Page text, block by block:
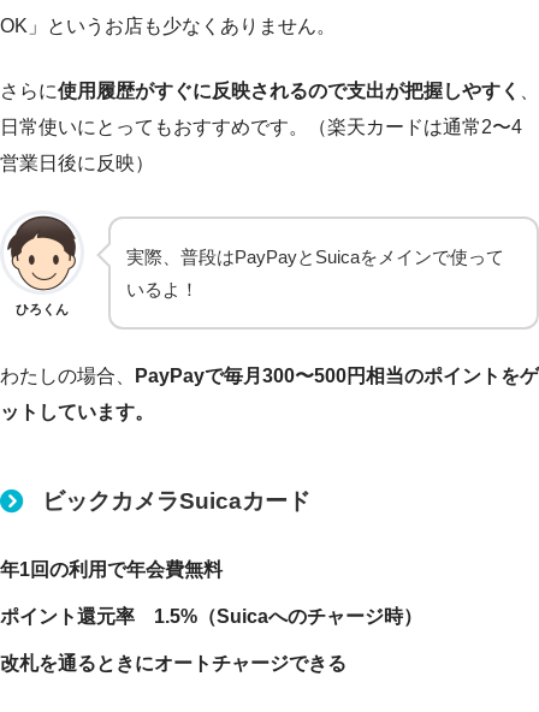
OK」というお店も少なくありません。
さらに使用履歴がすぐに反映されるので支出が把握しやすく
日常使いにとってもおすすめです。（楽天カードは通常2〜4
営業日後に反映）
ひろくん
実際、普段はPayPayとSuicaをメインで使って
いるよ！
わたしの場合、
PayPayで毎月300〜500円相当のポイントをゲ
ットしています。
ビックカメラSuicaカード
年1回の利用で年会費無料
ポイント還元率 1.5%（Suicaへのチャージ時）
改札を通るときにオートチャージできる